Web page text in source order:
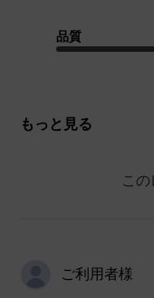
品質
もっと見る
こ
ご利用者様